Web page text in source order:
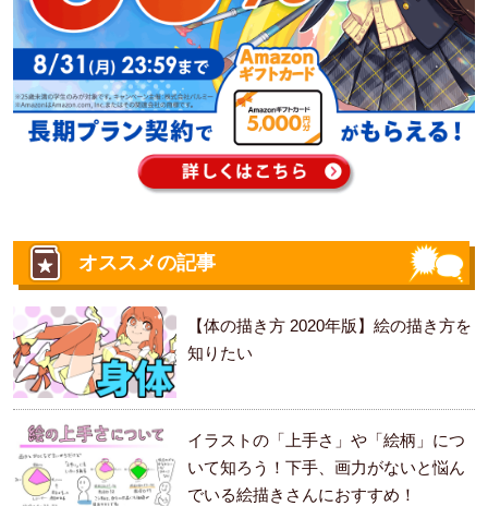
オススメの記事
【体の描き方 2020年版】絵の描き方を
知りたい
イラストの「上手さ」や「絵柄」につ
いて知ろう！下手、画力がないと悩ん
でいる絵描きさんにおすすめ！